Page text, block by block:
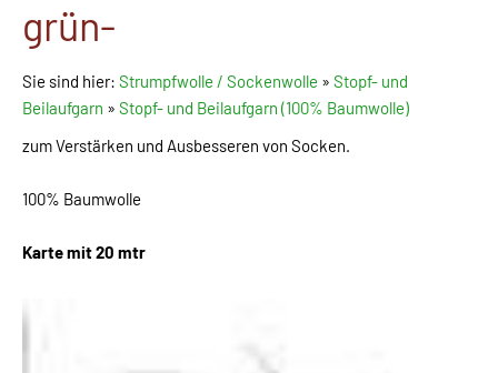
grün-
Sie sind hier: Strumpfwolle / Sockenwolle » Stopf- und
Beilaufgarn » Stopf- und Beilaufgarn (100% Baumwolle)
zum Verstärken und Ausbesseren von Socken.
100% Baumwolle
Karte mit 20 mtr